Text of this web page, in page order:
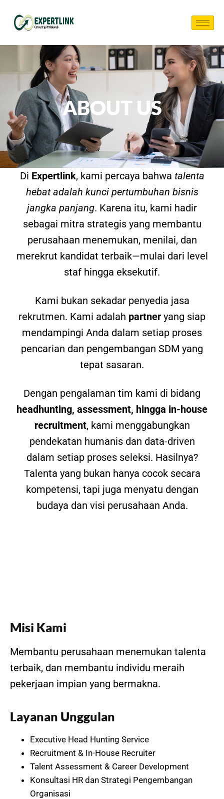
ABOUT US
Di Expertlink, kami percaya bahwa talenta
hebat adalah kunci pertumbuhan bisnis
jangka panjang. Karena itu, kami hadir
sebagai mitra strategis yang membantu
perusahaan menemukan, menilai, dan
merekrut kandidat terbaik—mulai dari level
staf hingga eksekutif.
Kami bukan sekadar penyedia jasa
rekrutmen. Kami adalah partner yang siap
mendampingi Anda dalam setiap proses
pencarian dan pengembangan SDM yang
tepat sasaran.
Dengan pengalaman tim kami di bidang
headhunting, assessment, hingga in-house
recruitment, kami menggabungkan
pendekatan humanis dan data-driven
dalam setiap proses seleksi. Hasilnya?
Talenta yang bukan hanya cocok secara
kompetensi, tapi juga menyatu dengan
budaya dan visi perusahaan Anda.
Misi Kami
Membantu perusahaan menemukan talenta
terbaik, dan membantu individu meraih
pekerjaan impian yang bermakna.
Layanan Unggulan
Executive Head Hunting Service
Recruitment & In-House Recruiter
Talent Assessment & Career Development
Konsultasi HR dan Strategi Pengembangan
Organisasi